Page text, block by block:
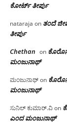
ಕೋರ್ಟ್ ತೀರ್ಪು
nataraja on ತಂದೆ
ತೀರ್ಪು
Chethan on
ಮಂಜು‌ನಾಥ್
ಮಂಜುನಾಥ್on
ಮಂಜು‌ನಾಥ್
ಸುನಿಲ್ ಕುಮಾರ್.ವಿon
ಎಂದ ಮಂಜು‌ನಾಥ್